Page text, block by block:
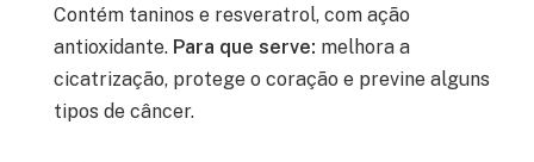
Contém taninos e resveratrol, com ação
antioxidante. Para que serve: melhora a
cicatrização, protege o coração e previne alguns
tipos de câncer.